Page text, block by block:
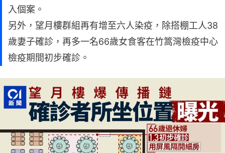
入個案。
另外，望月樓群組再有增至六人染疫，除搭棚工人38
歲妻子確診，再多一名66歲女食客在竹篙灣檢疫中心
檢疫期間初步確診。